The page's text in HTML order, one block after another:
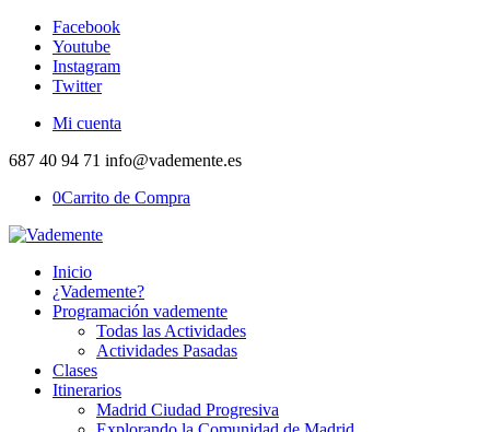
Facebook
Youtube
Instagram
Twitter
Mi cuenta
687 40 94 71 info@vademente.es
0Carrito de Compra
Inicio
¿Vademente?
Programación vademente
Todas las Actividades
Actividades Pasadas
Clases
Itinerarios
Madrid Ciudad Progresiva